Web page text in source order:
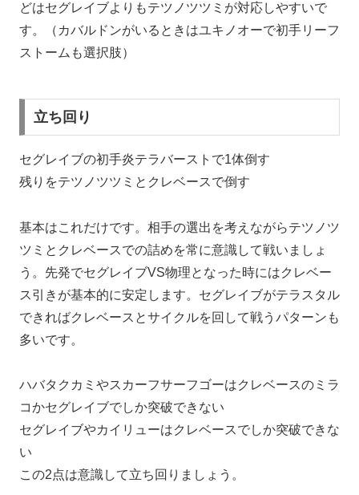
どはセグレイブよりもテツノツツミが対応しやすいで
す。（カバルドンがいるときはユキノオーで初手リーフ
ストームも選択肢）
立ち回り
セグレイブの初手炎テラバーストで1体倒す
残りをテツノツツミとクレベースで倒す
基本はこれだけです。相手の選出を考えながらテツノツ
ツミとクレベースでの詰めを常に意識して戦いましょ
う。先発でセグレイブVS物理となった時にはクレベー
ス引きが基本的に安定します。セグレイブがテラスタル
できればクレベースとサイクルを回して戦うパターンも
多いです。
ハバタクカミやスカーフサーフゴーはクレベースのミラ
コかセグレイブでしか突破できない
セグレイブやカイリューはクレベースでしか突破できな
い
この2点は意識して立ち回りましょう。